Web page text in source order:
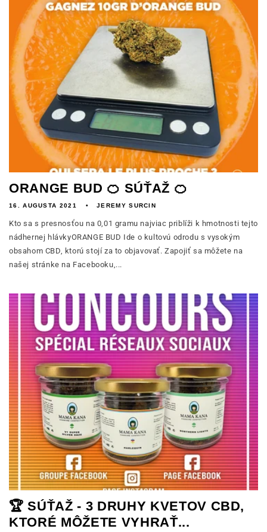
ORANGE BUD 🍊 SÚŤAŽ 🍊
16. AUGUSTA 2021 JEREMY SURCIN
Kto sa s presnosťou na 0,01 gramu najviac priblíži k hmotnosti tejto
nádhernej hlávkyORANGE BUD Ide o kultovú odrodu s vysokým
obsahom CBD, ktorú stojí za to objavovať. Zapojiť sa môžete na
našej stránke na Facebooku,...
🏆 SÚŤAŽ - 3 DRUHY KVETOV CBD,
KTORÉ MÔŽETE VYHRAŤ...